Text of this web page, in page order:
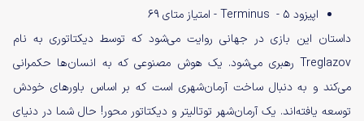
اپیزود ۵ -
- امتیاز متای ۶۹
داستان این بازی در جهانی روایت می‌شود که توسط دیکتاتوری به نام
Treglazov رهبری می‌شود. یک هوش مصنوعی که به انسان‌ها حکمرانی
می‌کند و به دنبال ساخت آرمان‌شهری است که بر اساس باورهای خودش
توسعه یافته‌اند. یک آرمان‌شهر توتالیتر و دیکتاتور محور! حال شما در دنیای